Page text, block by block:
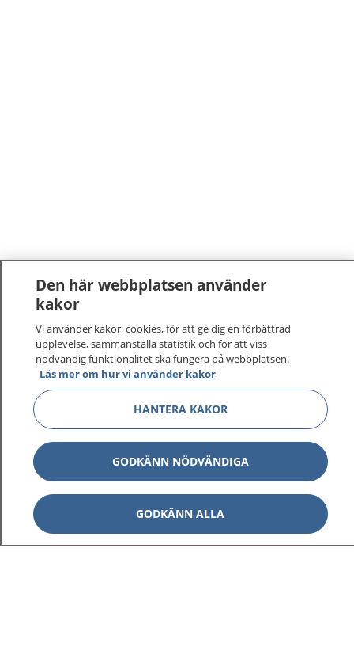
1177–tryggt om din hälsa och vård
På 1177.se får du råd om hälsa och information om
sjukdomar och vilka mottagningar du kan kontakta.
Logga in för att läsa din journal och göra dina
vårdärenden. Ring telefonnummer 1177 för
sjukvårdsrådgivning dygnet runt.
1177 ger dig råd när du vill må bättre.
Den här webbplatsen använder
kakor
Vi använder kakor, cookies, för att ge dig en förbättrad
upplevelse, sammanställa statistik och för att viss
nödvändig funktionalitet ska fungera på webbplatsen.
Läs mer om hur vi använder kakor
HANTERA KAKOR
GODKÄNN NÖDVÄNDIGA
GODKÄNN ALLA